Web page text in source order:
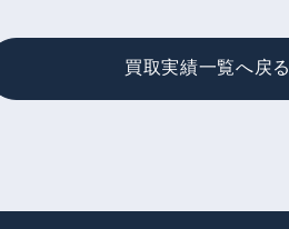
買取実績一覧へ戻る